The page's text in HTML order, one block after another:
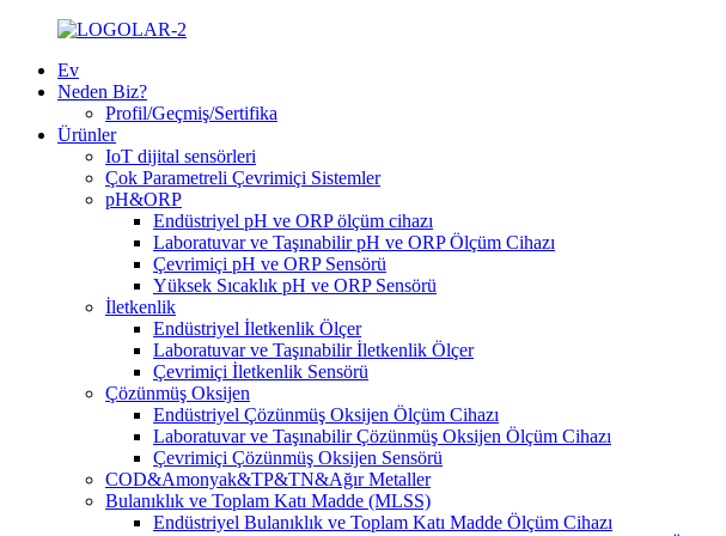
Ev
Neden Biz?
Profil/Geçmiş/Sertifika
Ürünler
IoT dijital sensörleri
Çok Parametreli Çevrimiçi Sistemler
pH&ORP
Endüstriyel pH ve ORP ölçüm cihazı
Laboratuvar ve Taşınabilir pH ve ORP Ölçüm Cihazı
Çevrimiçi pH ve ORP Sensörü
Yüksek Sıcaklık pH ve ORP Sensörü
İletkenlik
Endüstriyel İletkenlik Ölçer
Laboratuvar ve Taşınabilir İletkenlik Ölçer
Çevrimiçi İletkenlik Sensörü
Çözünmüş Oksijen
Endüstriyel Çözünmüş Oksijen Ölçüm Cihazı
Laboratuvar ve Taşınabilir Çözünmüş Oksijen Ölçüm Cihazı
Çevrimiçi Çözünmüş Oksijen Sensörü
COD&Amonyak&TP&TN&Ağır Metaller
Bulanıklık ve Toplam Katı Madde (MLSS)
Endüstriyel Bulanıklık ve Toplam Katı Madde Ölçüm Cihazı